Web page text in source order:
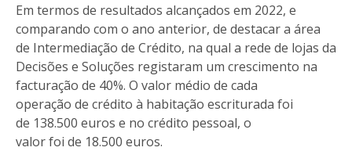
Em termos de resultados alcançados em 2022, e
comparando com o ano anterior, de destacar a área
de Intermediação de Crédito, na qual a rede de lojas da
Decisões e Soluções registaram um crescimento na
facturação de 40%. O valor médio de cada
operação de crédito à habitação escriturada foi
de 138.500 euros e no crédito pessoal, o
valor foi de 18.500 euros.